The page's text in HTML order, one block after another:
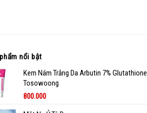
nổi bật
Kem Nám Trắng Da Arbutin 7% Glutathione
Tosowoong
800.000